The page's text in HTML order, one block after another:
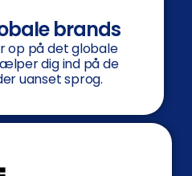
brands
op på det globale
dig ind på de
uanset sprog.